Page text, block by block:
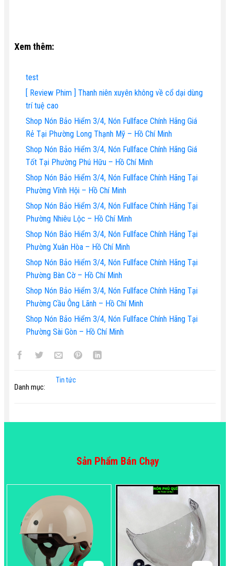
Xem thêm:
test
[ Review Phim ] Thanh niên xuyên không về cổ dại dùng
trí tuệ cao
Shop Nón Bảo Hiểm 3/4, Nón Fullface Chính Hãng Giá
Rẻ Tại Phường Long Thạnh Mỹ – Hồ Chí Minh
Shop Nón Bảo Hiểm 3/4, Nón Fullface Chính Hãng Giá
Tốt Tại Phường Phú Hữu – Hồ Chí Minh
Shop Nón Bảo Hiểm 3/4, Nón Fullface Chính Hãng Tại
Phường Vĩnh Hội – Hồ Chí Minh
Shop Nón Bảo Hiểm 3/4, Nón Fullface Chính Hãng Tại
Phường Nhiêu Lộc – Hồ Chí Minh
Shop Nón Bảo Hiểm 3/4, Nón Fullface Chính Hãng Tại
Phường Xuân Hòa – Hồ Chí Minh
Shop Nón Bảo Hiểm 3/4, Nón Fullface Chính Hãng Tại
Phường Bàn Cờ – Hồ Chí Minh
Shop Nón Bảo Hiểm 3/4, Nón Fullface Chính Hãng Tại
Phường Cầu Ông Lãnh – Hồ Chí Minh
Shop Nón Bảo Hiểm 3/4, Nón Fullface Chính Hãng Tại
Phường Sài Gòn – Hồ Chí Minh
Danh mục:
Tin tức
Sản Phẩm Bán Chạy